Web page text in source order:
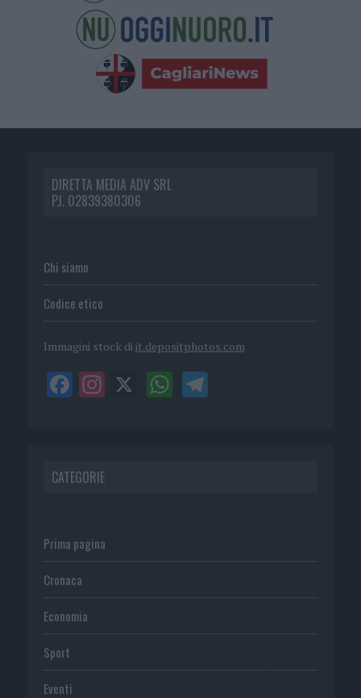
DIRETTA MEDIA ADV SRL
P.I. 02839380306
Chi siamo
Codice etico
Immagini stock di it.depositphotos.com
CATEGORIE
Prima pagina
Cronaca
Economia
Sport
Eventi